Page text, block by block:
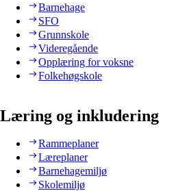
Barnehage
SFO
Grunnskole
Videregående
Opplæring for voksne
Folkehøgskole
Læring og inkludering
Rammeplaner
Læreplaner
Barnehagemiljø
Skolemiljø